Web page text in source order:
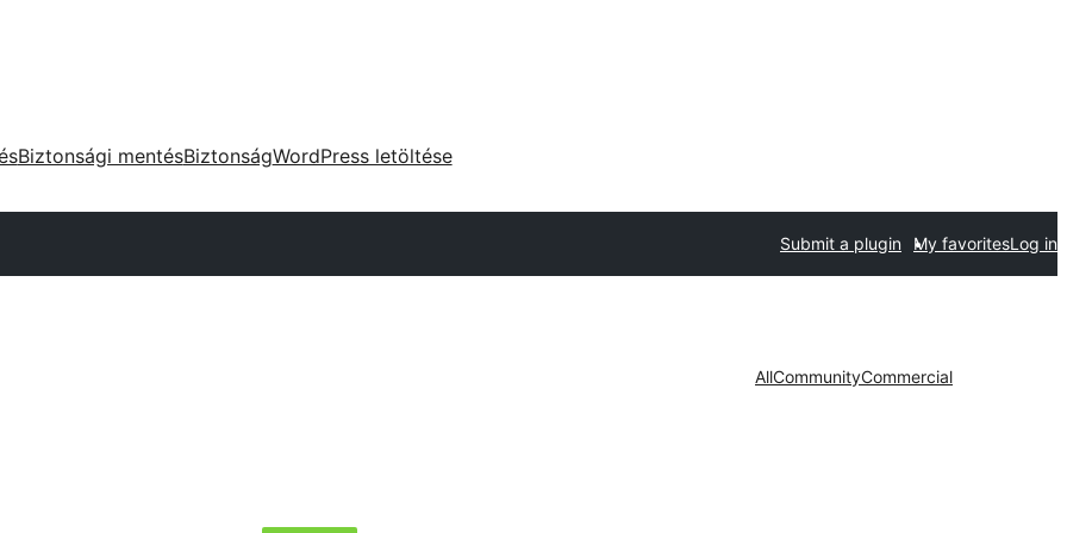
Biztonsági mentésBiztonságWordPress letöltése
Submit a plugin My favoritesLog in
AllCommunityCommercial